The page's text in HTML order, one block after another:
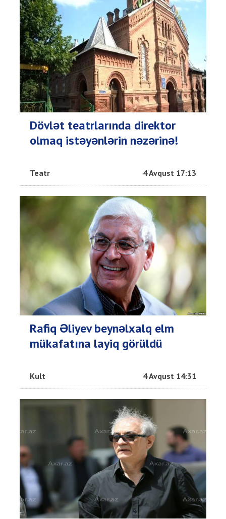
Dövlət teatrlarında direktor
olmaq istəyənlərin nəzərinə!
Teatr 4 Avqust 17:13
Rafiq Əliyev beynəlxalq elm
mükafatına layiq görüldü
Kult 4 Avqust 14:31